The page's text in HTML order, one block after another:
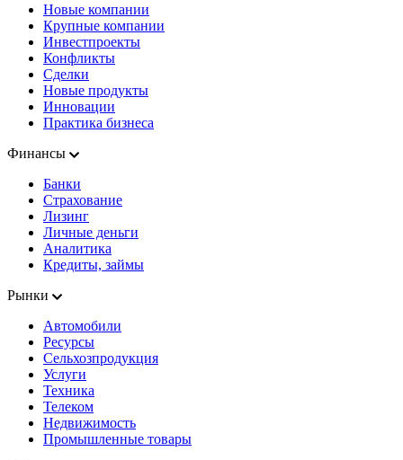
Новые компании
Крупные компании
Инвестпроекты
Конфликты
Сделки
Новые продукты
Инновации
Практика бизнеса
Финансы
Банки
Страхование
Лизинг
Личные деньги
Аналитика
Кредиты, займы
Рынки
Автомобили
Ресурсы
Сельхозпродукция
Услуги
Техника
Телеком
Недвижимость
Промышленные товары